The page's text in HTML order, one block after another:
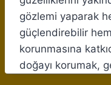
gözlemi yaparak
güçlendirebilir
korunmasına
doğayı korumak,